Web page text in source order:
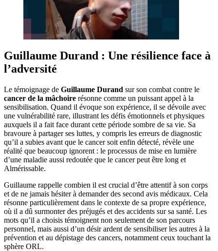
Guillaume Durand : Une résilience face à
l’adversité
Le témoignage de Guillaume Durand sur son combat contre le
cancer de la mâchoire résonne comme un puissant appel à la
sensibilisation. Quand il évoque son expérience, il se dévoile avec
une vulnérabilité rare, illustrant les défis émotionnels et physiques
auxquels il a fait face durant cette période sombre de sa vie. Sa
bravoure à partager ses luttes, y compris les erreurs de diagnostic
qu’il a subies avant que le cancer soit enfin détecté, révèle une
réalité que beaucoup ignorent : le processus de mise en lumière
d’une maladie aussi redoutée que le cancer peut être long et
Almérissable.
Guillaume rappelle combien il est crucial d’être attentif à son corps
et de ne jamais hésiter à demander des second avis médicaux. Cela
résonne particulièrement dans le contexte de sa propre expérience,
où il a dû surmonter des préjugés et des accidents sur sa santé. Les
mots qu’il a choisis témoignent non seulement de son parcours
personnel, mais aussi d’un désir ardent de sensibiliser les autres à la
prévention et au dépistage des cancers, notamment ceux touchant la
sphère ORL.